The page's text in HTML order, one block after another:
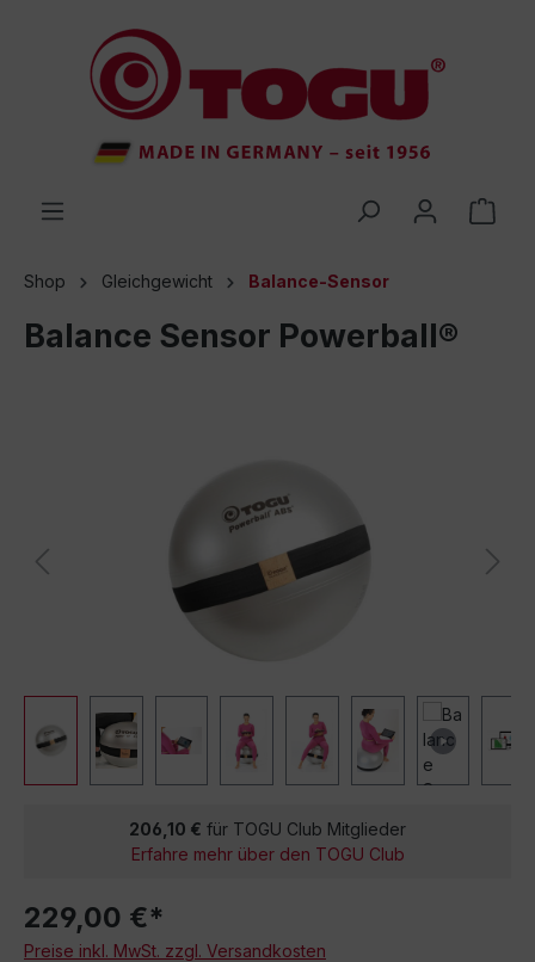
springen
Shop Gleichgewicht Balance-Sensor
Balance Sensor Powerball®
206,10 € für TOGU Club Mitglieder
Erfahre mehr über den TOGU Club
229,00 €*
Preise inkl. MwSt. zzgl. Versandkosten